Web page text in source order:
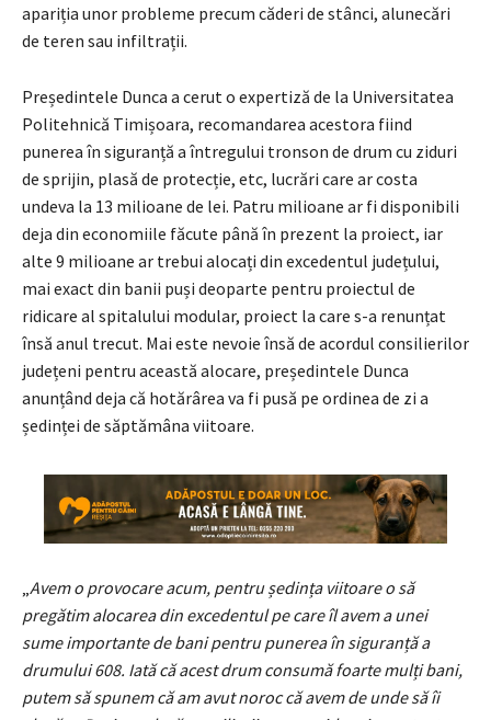
apariția unor probleme precum căderi de stânci, alunecări
de teren sau infiltrații.
Președintele Dunca a cerut o expertiză de la Universitatea
Politehnică Timișoara, recomandarea acestora fiind
punerea în siguranță a întregului tronson de drum cu ziduri
de sprijin, plasă de protecție, etc, lucrări care ar costa
undeva la 13 milioane de lei. Patru milioane ar fi disponibili
deja din economiile făcute până în prezent la proiect, iar
alte 9 milioane ar trebui alocați din excedentul județului,
mai exact din banii puși deoparte pentru proiectul de
ridicare al spitalului modular, proiect la care s-a renunțat
însă anul trecut. Mai este nevoie însă de acordul consilierilor
județeni pentru această alocare, președintele Dunca
anunțând deja că hotărârea va fi pusă pe ordinea de zi a
ședinței de săptămâna viitoare.
Avem o provocare acum, pentru ședința viitoare o să
pregătim alocarea din excedentul pe care îl avem a unei
sume importante de bani pentru punerea în siguranță a
drumului 608. Iată că acest drum consumă foarte mulți bani,
putem să spunem că am avut noroc că avem de unde să îi